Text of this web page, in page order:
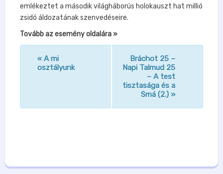
emlékeztet a második világháborús holokauszt hat millió
zsidó áldozatának szenvedéseire.
Tovább az esemény oldalára »
i
i
« A mi
osztályunk
Bráchot 25 –
Napi Talmud 25
– A test
tisztasága és a
Smá (2.) »